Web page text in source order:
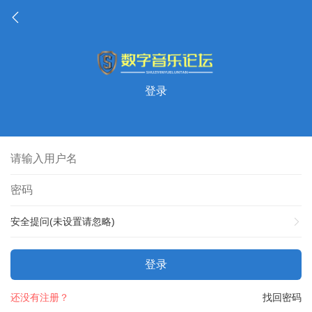
登录
安全提问(未设置请忽略)
登录
找回密码
还没有注册？